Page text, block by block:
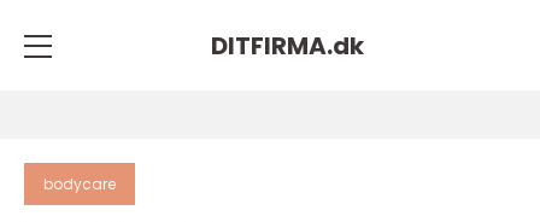
DITFIRMA.dk
bodycare